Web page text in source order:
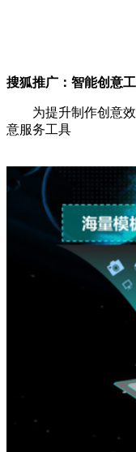
搜狐推广： 智能创意
为提升制作创意
意服务工具